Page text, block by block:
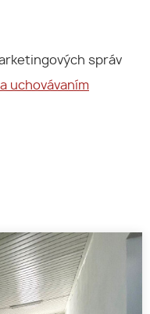
správ
uchovávaním